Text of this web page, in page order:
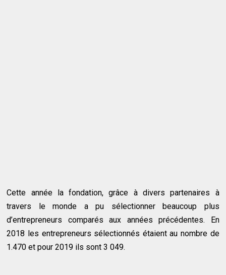
Cette année la fondation, grâce à divers partenaires à
travers le monde a pu sélectionner beaucoup plus
d’entrepreneurs comparés aux années précédentes. En
2018 les entrepreneurs sélectionnés étaient au nombre de
1.470 et pour 2019 ils sont 3 049.